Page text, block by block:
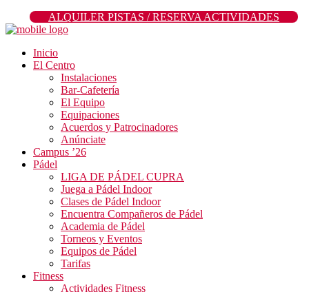
ALQUILER PISTAS / RESERVA ACTIVIDADES
Inicio
El Centro
Instalaciones
Bar-Cafetería
El Equipo
Equipaciones
Acuerdos y Patrocinadores
Anúnciate
Campus ’26
Pádel
LIGA DE PÁDEL CUPRA
Juega a Pádel Indoor
Clases de Pádel Indoor
Encuentra Compañeros de Pádel
Academia de Pádel
Torneos y Eventos
Equipos de Pádel
Tarifas
Fitness
Actividades Fitness